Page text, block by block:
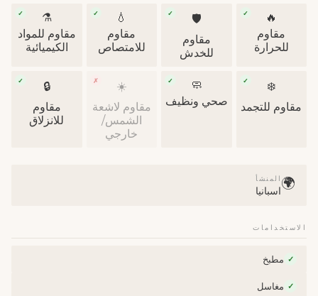
🔥
✓
مقاوم
للحرارة
🛡
✓
مقاوم
للخدش
💧
✓
مقاوم
للامتصاص
⚗️
✓
مقاوم للمواد
الكيميائية
❄️
✓
مقاوم للتجمد
🧼
✓
صحي ونظيف
☀️
✗
مقاوم لاشعة
الشمس/
خارجي
🔒
✓
مقاوم
للانزلاق
🌍 المنشأ
اسبانيا
الاستخدامات
✓ مطبخ
✓ مغاسل